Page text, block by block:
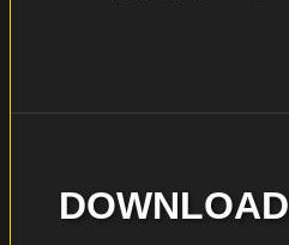
DOWNLOAD